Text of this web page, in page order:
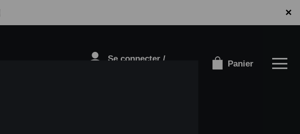
×
Se connecter /
Panier